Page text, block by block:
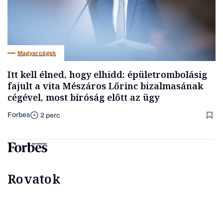
Magyar cégek
Itt kell élned, hogy elhidd: épületrombolásig
fajult a vita Mészáros Lőrinc bizalmasának
cégével, most bíróság előtt az ügy
Forbes 2 perc
Rovatok